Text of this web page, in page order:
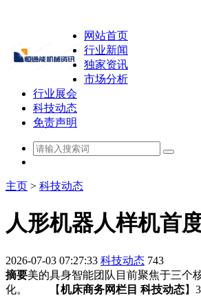
网站首页
行业新闻
独家资讯
市场分析
行业展会
科技动态
免责声明
主页 > 科技动态
人形机器人样机首
2026-07-03 07:27:33 科技动态 743
摘要美的具身智能团队目前聚焦于三个
化。 【机床商务网栏目 科技动态】